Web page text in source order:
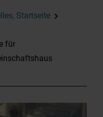
Startseite
für